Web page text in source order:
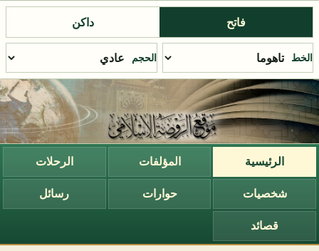
فاتح داكن
الخط الحجم
الرئيسية المؤلفات الرحلات
شخصيات حوارات رسائل
قصائد